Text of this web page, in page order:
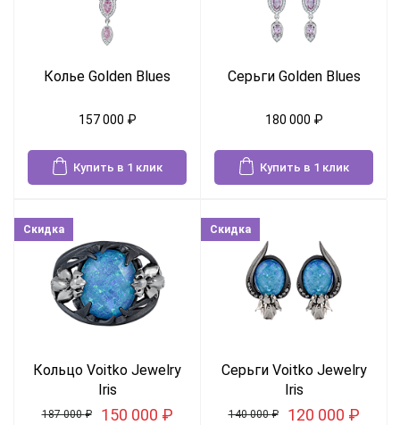
Колье Golden Blues
157 000 ₽
Купить в 1 клик
Серьги Golden Blues
180 000 ₽
Купить в 1 клик
Скидка
Кольцо Voitko Jewelry
Iris
187 000₽ 150 000 ₽
Скидка
Серьги Voitko Jewelry
Iris
140 000₽ 120 000 ₽